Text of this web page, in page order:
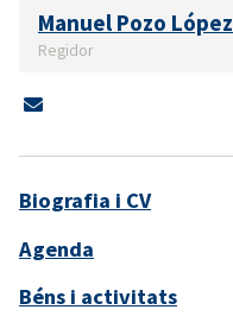
Manuel Pozo López
Regidor
Biografia i CV
Agenda
Béns i activitats